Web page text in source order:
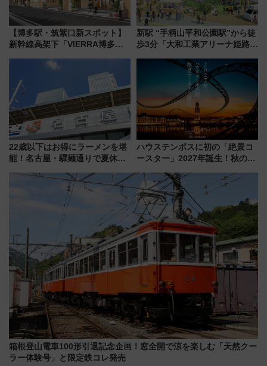
【博多駅・筑紫口新スポット】
新幹線高架下「VIERRA博多テ
など注目の全6店舗 「博多活憩
通り」も一新
新駅 “手柄山平和公園駅”から徒
歩3分「大和工業アリーナ姫路」
大相撲巡業など 豪華イベントと
22歳以下はお得にラーメンを堪
能！名古屋・驛麺通りで夏休み
よりスタート
ハウステンボスに初の「絶景コ
ースター」2027年誕生！秋の
ろも一挙紹介
箱根登山電車100形引退記念企画！窓全開で涼を楽しむ「天然クー
ラー体験号」と限定鉄コレ発売